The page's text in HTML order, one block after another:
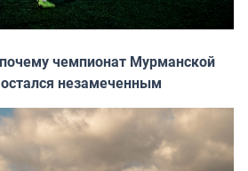
чемпионат Мурманской
незамеченным